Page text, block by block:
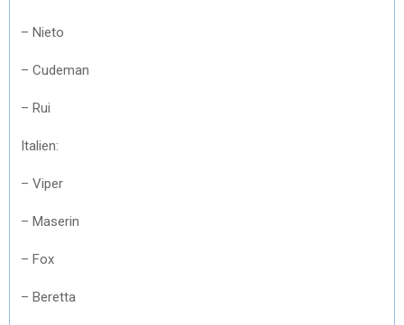
– Nieto
– Cudeman
– Rui
Italien:
– Viper
– Maserin
– Fox
– Beretta